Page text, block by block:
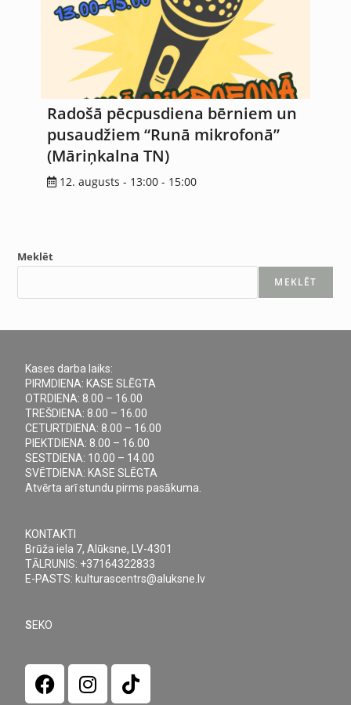
Radošā pēcpusdiena bērniem un
pusaudžiem “Runā mikrofonā”
(Māriņkalna TN)
12. augusts - 13:00 - 15:00
Meklēt
MEKLĒT
Kases darba laiks:
PIRMDIENA: KASE SLĒGTA
OTRDIENA: 8.00 – 16.00
TREŠDIENA: 8.00 – 16.00
CETURTDIENA: 8.00 – 16.00
PIEKTDIENA: 8.00 – 16.00
SESTDIENA: 10.00 – 14.00
SVĒTDIENA: KASE SLĒGTA
Atvērta arī stundu pirms pasākuma.
KONTAKTI
Brūža iela 7, Alūksne, LV-4301
TĀLRUNIS: +37164322833
E-PASTS: kulturascentrs@aluksne.lv
SEKO